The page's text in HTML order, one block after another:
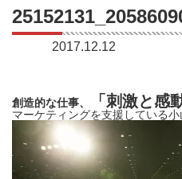
2017.12.12
創造的な仕事、 「刺激と感
マーケティングを支援している小